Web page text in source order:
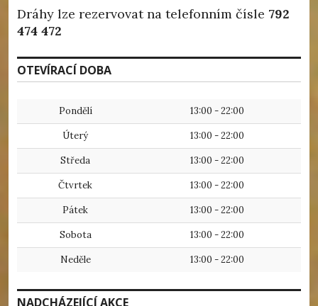
Dráhy lze rezervovat na telefonním čísle 792
474 472
OTEVÍRACÍ DOBA
Pondělí 13:00 - 22:00
Úterý 13:00 - 22:00
Středa 13:00 - 22:00
Čtvrtek 13:00 - 22:00
Pátek 13:00 - 22:00
Sobota 13:00 - 22:00
Neděle 13:00 - 22:00
NADCHÁZEJÍCÍ AKCE